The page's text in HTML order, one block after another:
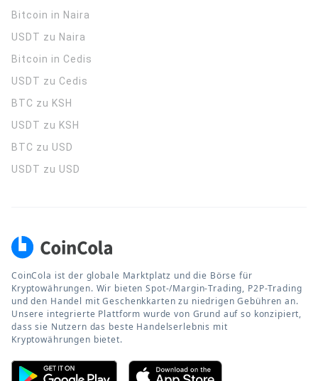
Bitcoin in Naira
USDT zu Naira
Bitcoin in Cedis
USDT zu Cedis
BTC zu KSH
USDT zu KSH
BTC zu USD
USDT zu USD
CoinCola ist der globale Marktplatz und die Börse für
Kryptowährungen. Wir bieten Spot-/Margin-Trading, P2P-Trading
und den Handel mit Geschenkkarten zu niedrigen Gebühren an.
Unsere integrierte Plattform wurde von Grund auf so konzipiert,
dass sie Nutzern das beste Handelserlebnis mit
Kryptowährungen bietet.